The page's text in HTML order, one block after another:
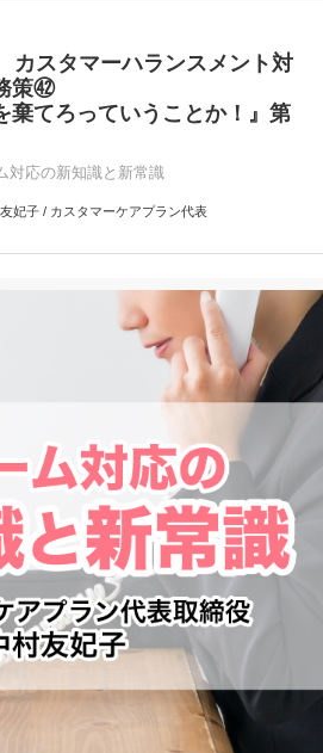
スタマーハランスメント対
策㊷
棄てろっていうことか！』第
対応の新知識と新常識
妃子 / カスタマーケアプラン代表